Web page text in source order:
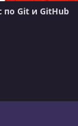
по Git и GitHub